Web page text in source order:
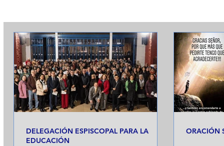
DELEGACIÓN ESPISCOPAL PARA LA
EDUCACIÓN
ORACIÓN